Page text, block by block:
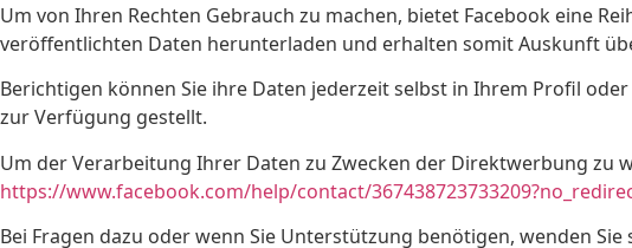
Um von Ihren Rechten Gebrauch zu machen, bietet Facebook eine
veröffentlichten Daten herunterladen und erhalten somit Auskunft
Berichtigen können Sie ihre Daten jederzeit selbst in Ihrem Profil
zur Verfügung gestellt.
Um der Verarbeitung Ihrer Daten zu Zwecken der Direktwerbung zu
https://www.facebook.com/help/contact/
Bei Fragen dazu oder wenn Sie Unterstützung benötigen, wenden